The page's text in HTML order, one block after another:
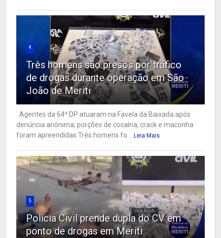
4
Três homens são presos por tráfico
de drogas durante operação em São
João de Meriti
Agentes da 64ª DP atuaram na Favela da Baixada após
denúncia anônima; porções de cocaína, crack e maconha
foram apreendidas Três homens fo... Leia Mais
5
Polícia Civil prende dupla do CV em
ponto de drogas em Meriti